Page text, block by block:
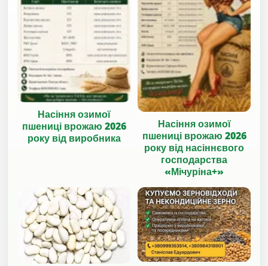
Насіння озимої
пшениці врожаю 2026
року від виробника
Насіння озимої
пшениці врожаю 2026
року від насіннєвого
господарства
«Мічуріна+»